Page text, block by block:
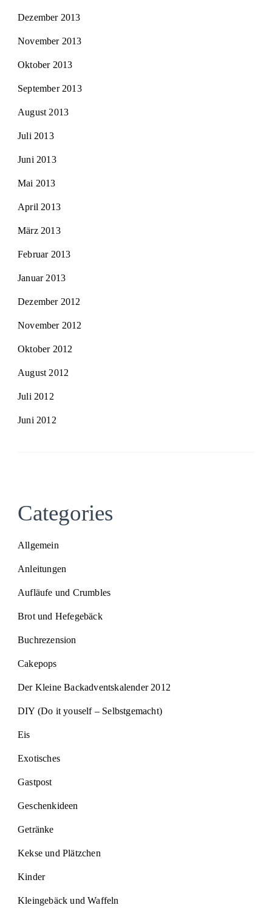
Dezember 2013
November 2013
Oktober 2013
September 2013
August 2013
Juli 2013
Juni 2013
Mai 2013
April 2013
März 2013
Februar 2013
Januar 2013
Dezember 2012
November 2012
Oktober 2012
August 2012
Juli 2012
Juni 2012
Categories
Allgemein
Anleitungen
Aufläufe und Crumbles
Brot und Hefegebäck
Buchrezension
Cakepops
Der Kleine Backadventskalender 2012
DIY (Do it youself – Selbstgemacht)
Eis
Exotisches
Gastpost
Geschenkideen
Getränke
Kekse und Plätzchen
Kinder
Kleingebäck und Waffeln